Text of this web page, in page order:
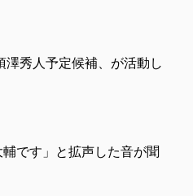
秀人予定候補、が活動し
です」と拡声した音が聞